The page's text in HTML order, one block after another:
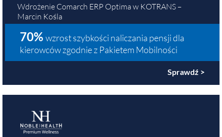
Wdrożenie Comarch ERP Optima w KOTRANS –
Marcin Kośla
70% wzrost szybkości naliczania pensji dla
kierowców zgodnie z Pakietem Mobilności
Sprawdź >